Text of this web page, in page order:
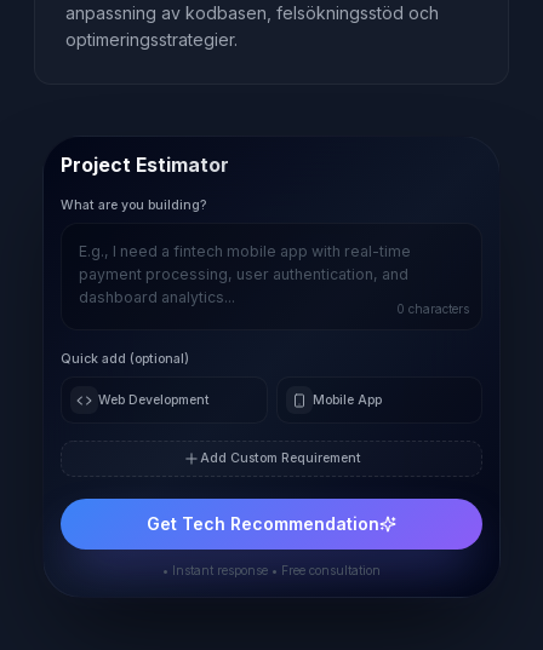
anpassning av kodbasen, felsökningsstöd och
optimeringsstrategier.
Project Estimator
What are you building?
0 characters
Quick add (optional)
Web Development Mobile App
Add Custom Requirement
Get Tech Recommendation
• Instant response • Free consultation